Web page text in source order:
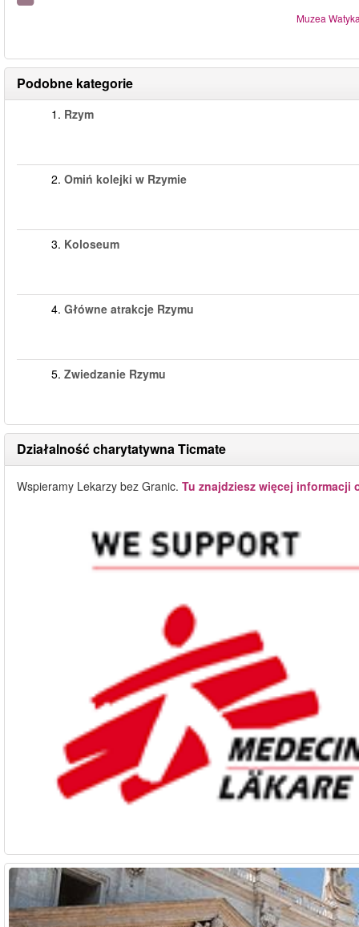
Muzea
Podobne kategorie
1. Rzym
2. Omiń kolejki w Rzymie
3. Koloseum
4. Główne atrakcje Rzymu
5. Zwiedzanie Rzymu
Działalność charytatywna Ticmate
Wspieramy Lekarzy bez Granic. Tu znajdziesz więcej informacji